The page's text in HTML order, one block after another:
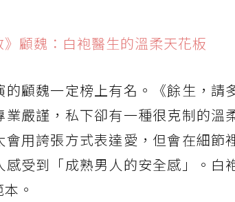
》顧魏：白袍醫生的溫柔天花板
的顧魏一定榜上有名。《餘生，請
嚴謹，私下卻有一種很克制的溫
會用誇張方式表達愛，但會在細節
感受到「成熟男人的安全感」。白
。